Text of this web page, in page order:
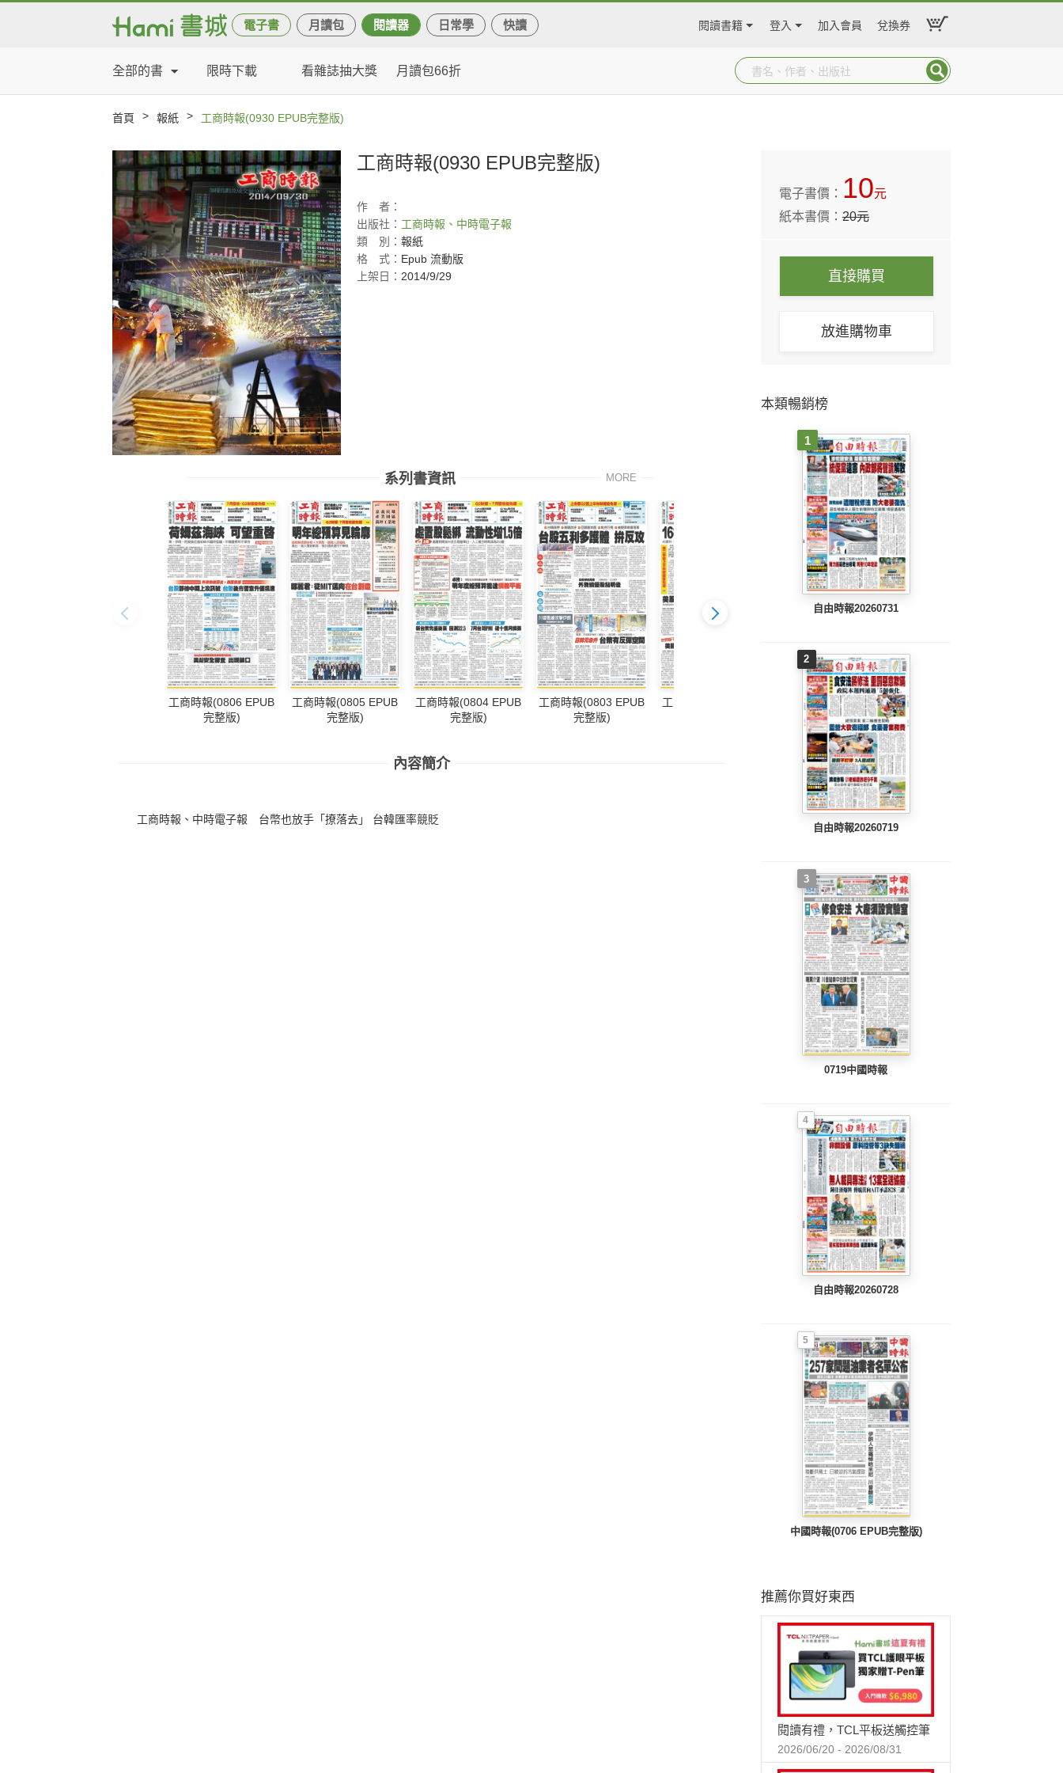
電子書 月讀包 閱讀器 日常學 快讀 閱讀書籍 登入 加入會員 兌換券
全部的書 限時下載 看雜誌抽大獎 月讀包66折
首頁 > 報紙 > 工商時報(0930 EPUB完整版)
工商時報(0930 EPUB完整版)
作
者：
出版社： 工商時報、中時電子報
類
別： 報紙
格
式： Epub 流動版
上架日： 2014/9/29
系列書資訊 MORE
工商時報(0806 EPUB
完整版)
工商時報(0805 EPUB
完整版)
工商時報(0804 EPUB
完整版)
工商時報(0803 EPUB
完整版)
工商時報(0802 EPUB
工商時報(0801 EPUB
完整版)
內容簡介
工商時報、中時電子報 台幣也放手「撩落去」 台韓匯率競貶
電子書價： 10元
紙本書價：20元
直接購買
放進購物車
本類暢銷榜
1
自由時報20260731
2
自由時報20260719
3
0719中國時報
4
自由時報20260728
5
中國時報(0706 EPUB完整版)
推薦你買好東西
閱讀有禮，TCL平板送觸控筆
2026/06/20 - 2026/08/31